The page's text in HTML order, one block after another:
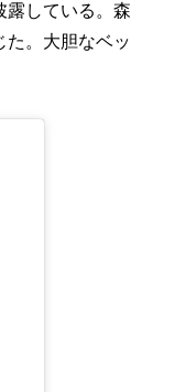
露している。森
た。大胆なベッ